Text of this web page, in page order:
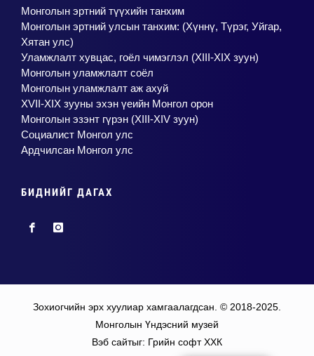
Монголын эртний түүхийн танхим
Монголын эртний улсын танхим: (Хүннү, Түрэг, Уйгар,
Хятан улс)
Уламжлалт хувцас, гоёл чимэглэл (XIII-XIX зуун)
Монголын уламжлалт соёл
Монголын уламжлалт аж ахуй
XVII-XIX зууны эхэн үеийн Монгол орон
Монголын эзэнт гүрэн (XIII-XIV зуун)
Социалист Монгол улс
Ардчилсан Монгол улс
БИДНИЙГ ДАГАХ
Зохиогчийн эрх хуулиар хамгаалагдсан. © 2018-2025.
Монголын Үндэсний музей
Вэб сайтыг: Грийн софт ХХК